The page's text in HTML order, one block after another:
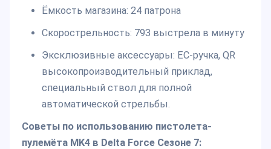
Ёмкость магазина: 24 патрона
Скорострельность: 793 выстрела в минуту
Эксклюзивные аксессуары: EC-ручка, QR
высокопроизводительный приклад,
специальный ствол для полной
автоматической стрельбы.
Советы по использованию пистолета-
пулемёта MK4 в Delta Force Сезоне 7: